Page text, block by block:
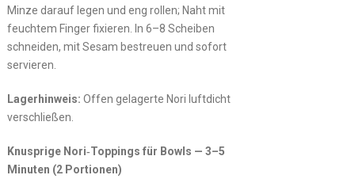
Minze darauf legen und eng rollen; Naht mit
feuchtem Finger fixieren. In 6–8 Scheiben
schneiden, mit Sesam bestreuen und sofort
servieren.
Lagerhinweis: Offen gelagerte Nori luftdicht
verschließen.
Knusprige Nori‑Toppings für Bowls — 3–5
Minuten (2 Portionen)